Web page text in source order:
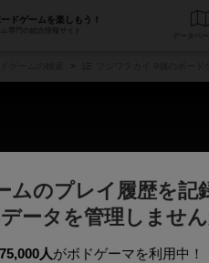
ドゲームを楽しもう！
ム専門の総合情報サイト
り表示 さく
、デザイナー名、テーマ名、メカニクス名を
ゲームデザイナ
ゲームデザイナー
ムのプレイ履歴を記
ータを管理しません
人がボドゲーマを利用中！